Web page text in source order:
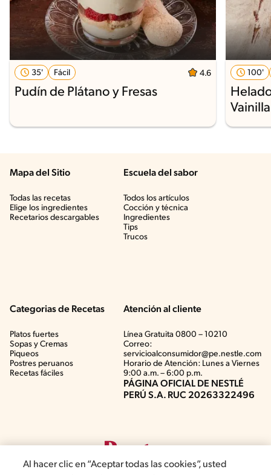
35' Fácil 4.6
Pudín de Plátano y Fresas
100'
Vainilla
Mapa del Sitio
Todas las recetas
Elige los ingredientes
Recetarios descargables
Escuela del sabor
Todos los artículos
Cocción y técnica
Ingredientes
Tips
Trucos
Categorias de Recetas
Platos fuertes
Sopas y Cremas
Piqueos
Postres peruanos
Recetas fáciles
Atención al cliente
Línea Gratuita 0800 – 10210
Correo:
servicioalconsumidor@pe.nestle.com
Horario de Atención: Lunes a Viernes
9:00 a.m. – 6:00 p.m.
PÁGINA OFICIAL DE NESTLÉ
PERÚ S.A. RUC 20263322496
Al hacer clic en “Aceptar todas las cookies”, usted